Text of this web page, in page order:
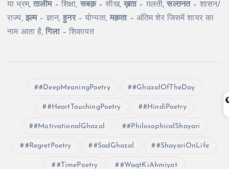
या भ्रम,तालीम– शिक्षा, सबक़– सीख, ख़ता– ग़लती,सल्तनत– शासन/
राज्य, इल्म– ज्ञान,हुनर– योग्यता, मक़ता– अंतिम शेर जिसमें शायर का
नाम आता है,गिला– शिकायत
#DeepMeaningPoetry #GhazalOfTheDay
#HeartTouchingPoetry #HindiPoetry
#MotivationalGhazal #PhilosophicalShayari
#RegretPoetry #SadGhazal #ShayariOnLife
#TimePoetry #WaqtKiAhmiyat